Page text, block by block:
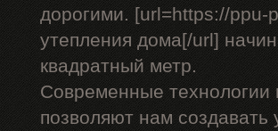
дорогими. [url=https://ppu-
утепления дома[/url]
квадратный метр.
Современные
позволяют нам создавать